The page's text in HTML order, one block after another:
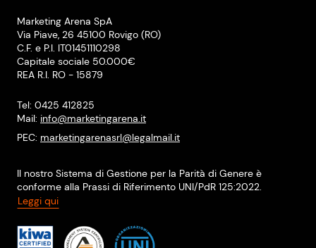
Marketing Arena SpA
Via Piave, 26 45100 Rovigo (RO)
C.F. e P.I. IT01451110298
Capitale sociale 50.000€
REA R.I. RO - 15879
Tel: 0425 412825
Mail: info@marketingarena.it
PEC: marketingarenasrl@legalmail.it
Il nostro Sistema di Gestione per la Parità di Genere è
conforme alla Prassi di Riferimento UNI/PdR 125:2022.
Leggi qui